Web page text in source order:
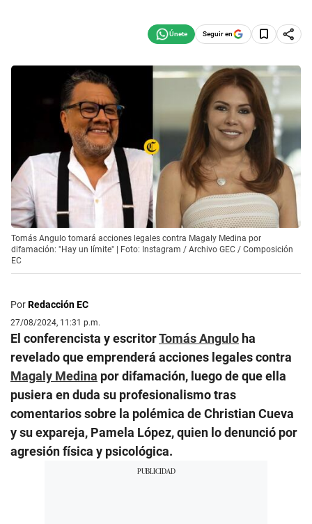
Seguir en
Tomás Angulo tomará acciones legales contra Magaly Medina por
difamación: "Hay un límite" | Foto: Instagram / Archivo GEC / Composición
EC
PorRedacción EC
27/08/2024, 11:31 p.m.
El conferencista y escritorTomás Angulo ha
revelado que emprenderá acciones legales contra
Magaly Medina por difamación, luego de que ella
pusiera en duda su profesionalismo tras
comentarios sobre la polémica de Christian Cueva
y su expareja, Pamela López, quien lo denunció por
agresión física y psicológica.